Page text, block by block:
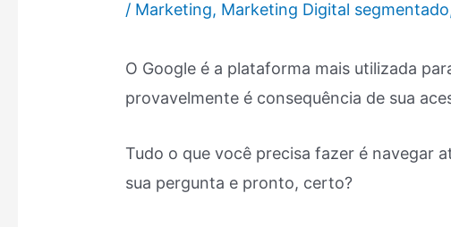
/ Marketing, Marketing Digital segmentado
O Google é a plataforma mais utilizada
provavelmente é consequência de sua
Tudo o que você precisa fazer é navegar
sua pergunta e pronto, certo?